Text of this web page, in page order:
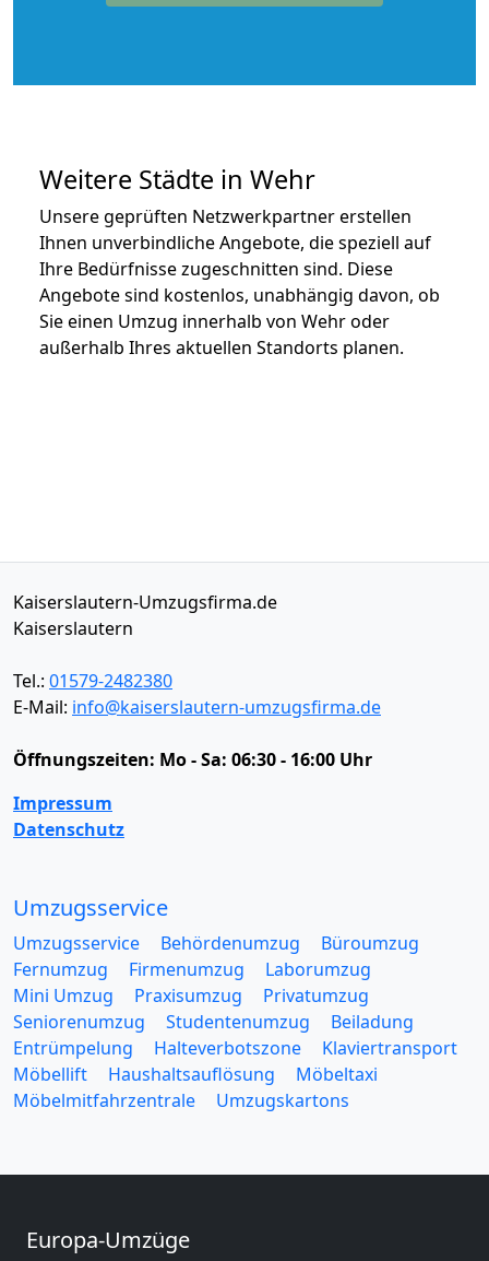
Weitere Städte in Wehr
Unsere geprüften Netzwerkpartner erstellen
Ihnen unverbindliche Angebote, die speziell auf
Ihre Bedürfnisse zugeschnitten sind. Diese
Angebote sind kostenlos, unabhängig davon, ob
Sie einen Umzug innerhalb von Wehr oder
außerhalb Ihres aktuellen Standorts planen.
Kaiserslautern-Umzugsfirma.de
Kaiserslautern
Tel.: 01579-2482380
E-Mail: info@kaiserslautern-umzugsfirma.de
Öffnungszeiten: Mo - Sa: 06:30 - 16:00 Uhr
Impressum
Datenschutz
Umzugsservice
Umzugsservice Behördenumzug
Büroumzug
Fernumzug
Firmenumzug
Laborumzug
Mini Umzug
Praxisumzug
Privatumzug
Seniorenumzug
Studentenumzug
Beiladung
Entrümpelung
Halteverbotszone
Klaviertransport
Möbellift
Haushaltsauflösung
Möbeltaxi
Möbelmitfahrzentrale
Umzugskartons
Europa-Umzüge